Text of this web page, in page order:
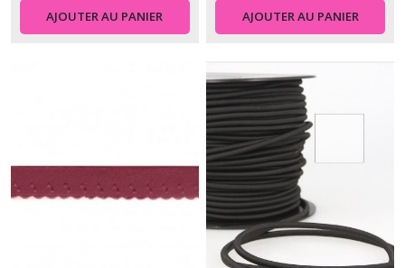
AJOUTER AU PANIER AJOUTER AU PANIER